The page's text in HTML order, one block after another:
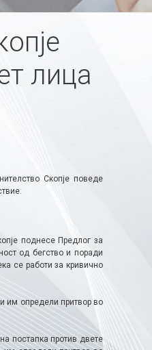
лица
Скопје поведе
поднесе Предлог за
од бегство и поради
се работи за кривично
им определи притвор во
постапка против двете